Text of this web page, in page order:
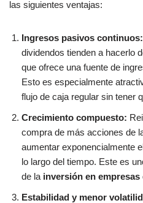
las siguientes ventajas:
Ingresos pasivos continuos:
dividendos tienden a hacerlo
que ofrece una fuente de
Esto es especialmente
flujo de caja regular sin tener
Crecimiento compuesto:
compra de más acciones de
aumentar exponencialmente
lo largo del tiempo. Este es
de la inversión en
Estabilidad y menor